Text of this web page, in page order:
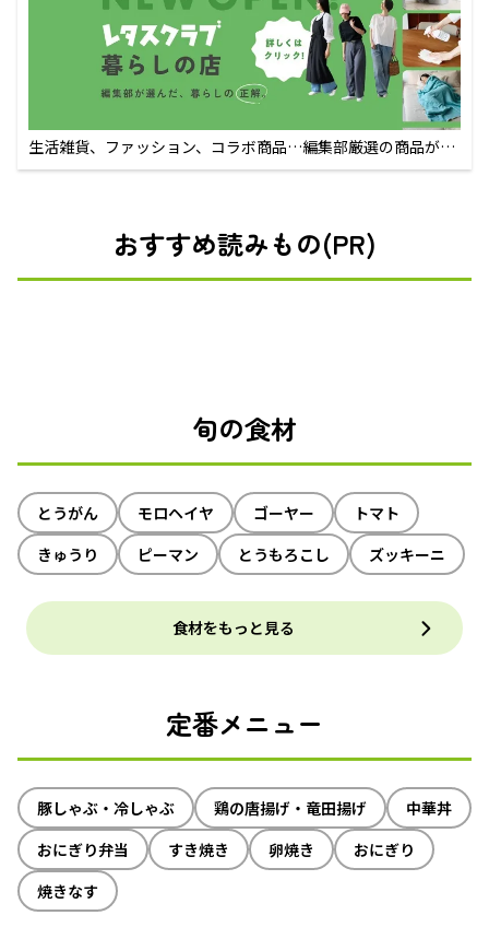
生活雑貨、ファッション、コラボ商品…編集部厳選の商品が買
えるECサイト
おすすめ読みもの(PR)
旬の食材
とうがん モロヘイヤ ゴーヤー
トマト
きゅうり
ピーマン とうもろこし ズッキーニ
食材をもっと見る
定番メニュー
豚しゃぶ・冷しゃぶ 鶏の唐揚げ・竜田揚げ
中華丼
おにぎり弁当
すき焼き 卵焼き
おにぎり
焼きなす